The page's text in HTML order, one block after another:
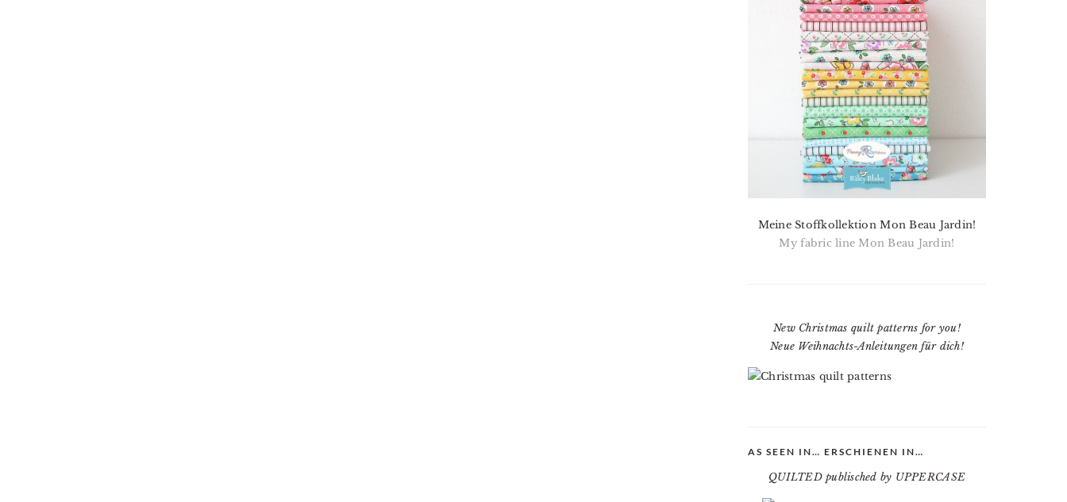
Meine Stoffkollektion Mon Beau Jardin!
My fabric line Mon Beau Jardin!
New Christmas quilt patterns for you!
Neue Weihnachts-Anleitungen für dich!
AS SEEN IN… ERSCHIENEN IN…
QUILTED publisched by UPPERCASE